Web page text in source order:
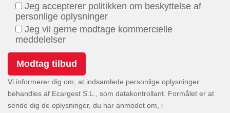
Jeg accepterer politikken om beskyttelse af
personlige oplysninger
Jeg vil gerne modtage kommercielle
meddelelser
Vi informerer dig om, at indsamlede personlige oplysninger
behandles af Ecargest S.L., som datakontrollant. Formålet er at
sende dig de oplysninger, du har anmodet om, i